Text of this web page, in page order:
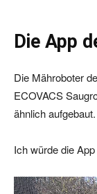
Die App
Die Mähroboter
ECOVACS
ähnlich aufgebaut.
Ich würde die
V